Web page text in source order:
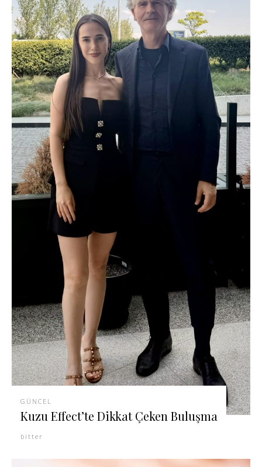
GÜNCEL
Kuzu Effect’te Dikkat Çeken Buluşma
bitter